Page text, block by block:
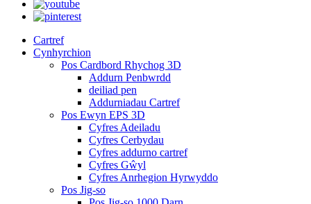
Cartref
Cynhyrchion
Pos Cardbord Rhychog 3D
Addurn Penbwrdd
deiliad pen
Addurniadau Cartref
Pos Ewyn EPS 3D
Cyfres Adeiladu
Cyfres Cerbydau
Cyfres addurno cartref
Cyfres Gŵyl
Cyfres Anrhegion Hyrwyddo
Pos Jig-so